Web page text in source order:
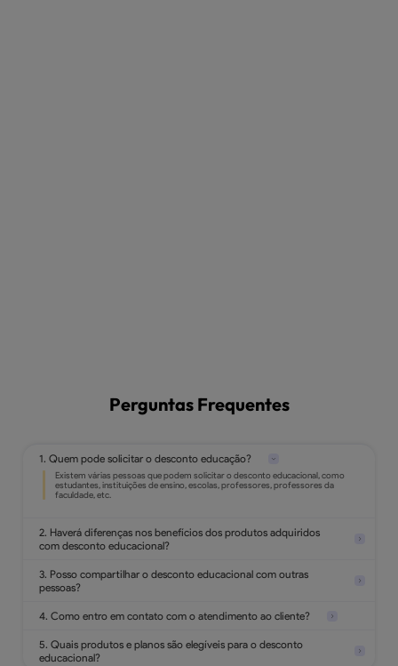
Perguntas Frequentes
1. Quem pode solicitar o desconto educação?
2. Haverá diferenças nos benefícios dos produtos adquiridos
com desconto educacional?
3. Posso compartilhar o desconto educacional com outras
pessoas?
4. Como entro em contato com o atendimento ao cliente?
5. Quais produtos e planos são elegíveis para o desconto
educacional?